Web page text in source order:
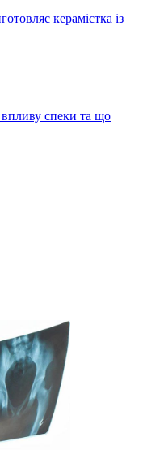
керамістка із
впливу спеки та що